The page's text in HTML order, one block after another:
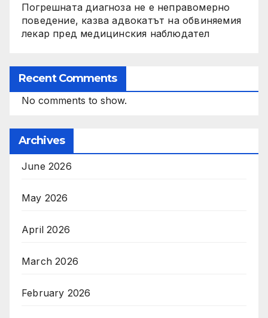
Погрешната диагноза не е неправомерно
поведение, казва адвокатът на обвиняемия
лекар пред медицинския наблюдател
Recent Comments
No comments to show.
Archives
June 2026
May 2026
April 2026
March 2026
February 2026